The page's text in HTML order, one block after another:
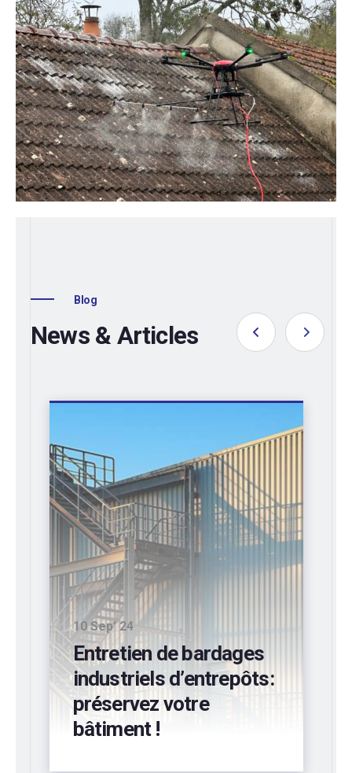
Blog
News & Articles
10 Sep’ 24
Entretien de bardages
industriels d’entrepôts:
préservez votre
bâtiment !